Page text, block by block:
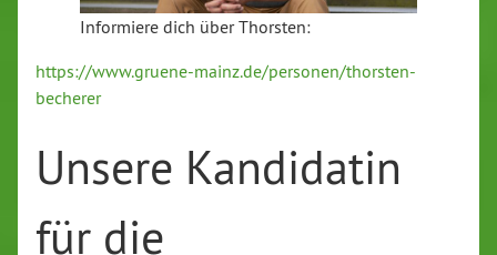
Informiere dich über Thorsten:
https://www.gruene-mainz.de/personen/thorsten-
becherer
Unsere Kandidatin
für die